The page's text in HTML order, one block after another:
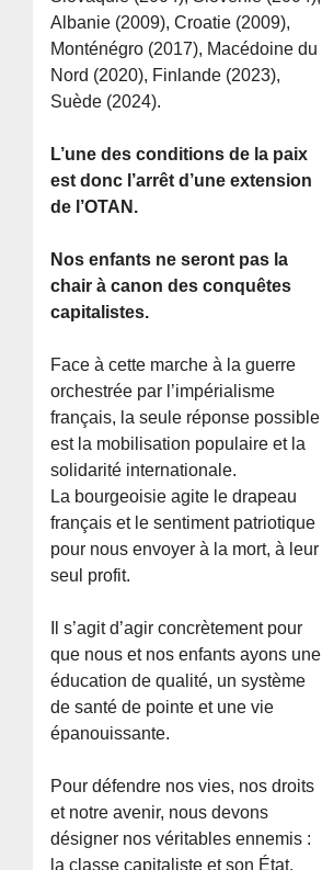
Albanie (2009), Croatie (2009),
Monténégro (2017), Macédoine du
Nord (2020), Finlande (2023),
Suède (2024).
L’une des conditions de la paix
est donc l’arrêt d’une extension
de l’OTAN.
Nos enfants ne seront pas la
chair à canon des conquêtes
capitalistes.
Face à cette marche à la guerre
orchestrée par l’impérialisme
français, la seule réponse possible
est la mobilisation populaire et la
solidarité internationale.
La bourgeoisie agite le drapeau
français et le sentiment patriotique
pour nous envoyer à la mort, à leur
seul profit.
Il s’agit d’agir concrètement pour
que nous et nos enfants ayons une
éducation de qualité, un système
de santé de pointe et une vie
épanouissante.
Pour défendre nos vies, nos droits
et notre avenir, nous devons
désigner nos véritables ennemis :
la classe capitaliste et son État.